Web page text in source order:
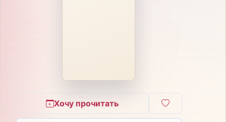
Хочу прочитать